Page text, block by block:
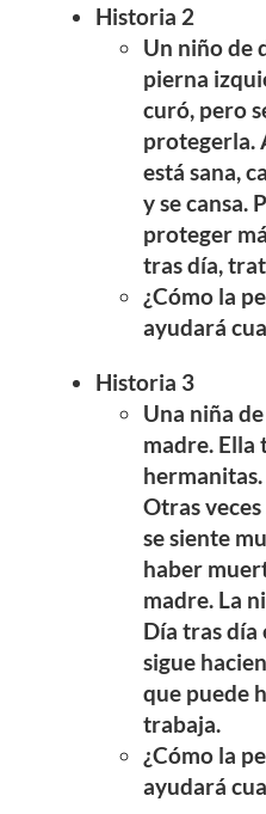
Historia 2
Un niño de
pierna
curó, pero
protegerla.
está sana,
y se cansa.
proteger
tras día,
¿Cómo la
ayudará
Historia 3
Una niña
madre. Ella
Otras
se siente
haber
madre. La
Día tras día
sigue
que puede
trabaja.
¿Cómo la
ayudará